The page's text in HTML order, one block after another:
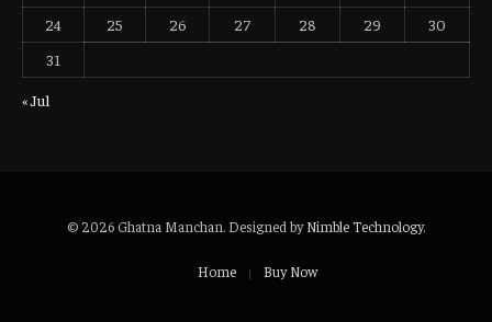
24
25 26 27 28 29
30
31
« Jul
© 2026 Ghatna Manchan. Designed byNimble Technology.
Home Buy Now